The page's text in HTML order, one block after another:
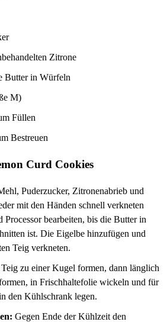
Zitrone
Butter in Würfeln
M)
Füllen
Bestreuen
Curd Cookies
Puderzucker, Zitronenabrieb und
mit den Händen schnell verkneten
Processor bearbeiten, bis die Butter in
ist. Die Eigelbe hinzufügen und
Teig verkneten.
zu einer Kugel formen, dann länglich
in Frischhaltefolie wickeln und für
den Kühlschrank legen.
Gegen Ende der Kühlzeit den